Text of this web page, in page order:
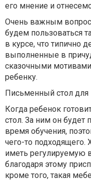
его мнение и
Очень важным
будем пользоваться
в курсе, что типично
выполненные в
сказочными
ребенку.
Письменный стол
Когда ребенок
стол. За ним он будет
время обучения,
чего-то
иметь регулируемую
благодаря этому
кроме того, такая